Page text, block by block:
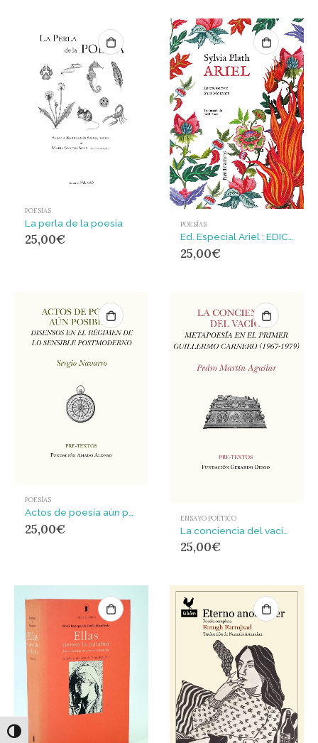
Alternar alto contraste
POESÍAS
La perla de la poesía
25,00€
POESÍAS
Ed. Especial Ariel : EDICIÓN ESPECIAL ILUSTRADA CON ILUSTRACIÓN DE REGALO
25,00€
POESÍAS
25,00€
ENSAYO POÉTICO
25,00€